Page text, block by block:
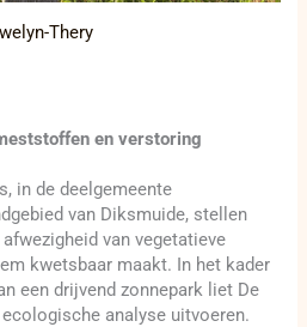
Thery
en verstoring
in de deelgemeente
van Diksmuide, stellen
van vegetatieve
kwetsbaar maakt. In het kader
een drijvend zonnepark liet De
analyse uitvoeren.